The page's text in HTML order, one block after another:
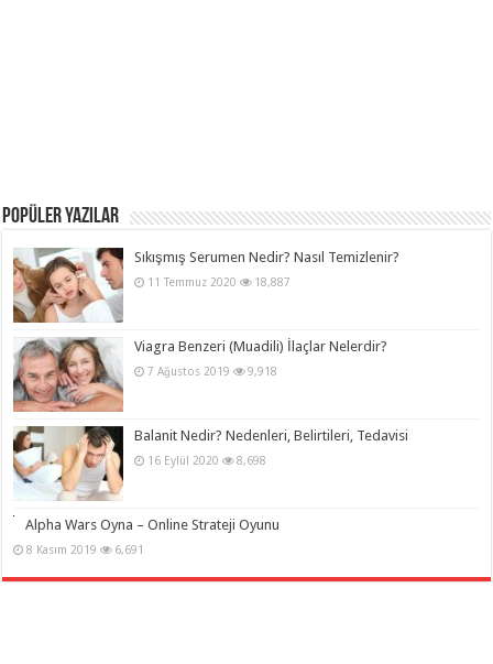
POPÜLER YAZILAR
Sıkışmış Serumen Nedir? Nasıl Temizlenir?
11 Temmuz 2020 18,887
Viagra Benzeri (Muadili) İlaçlar Nelerdir?
7 Ağustos 2019 9,918
Balanit Nedir? Nedenleri, Belirtileri, Tedavisi
16 Eylül 2020 8,698
Alpha Wars Oyna – Online Strateji Oyunu
8 Kasım 2019 6,691